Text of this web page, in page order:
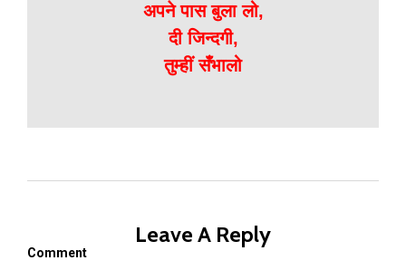
अपने पास बुला लो,
दी जिन्दगी,
तुम्हीं सँभालो
Leave A Reply
Comment